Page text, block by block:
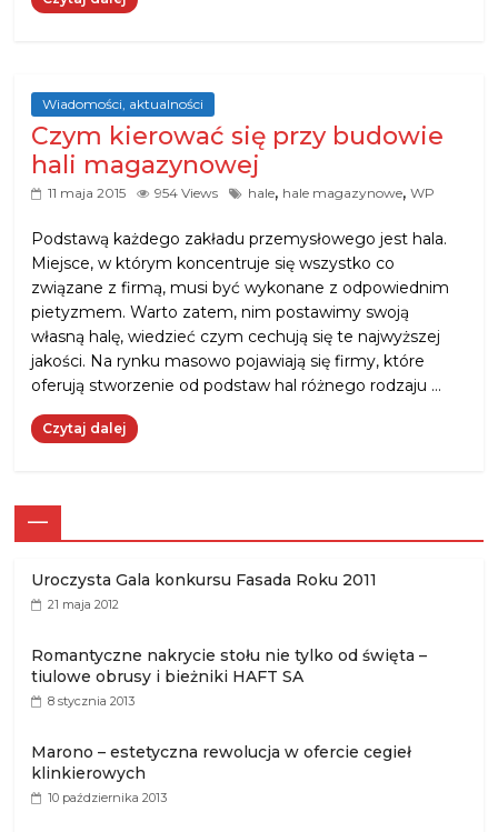
Wiadomości, aktualności
Czym kierować się przy budowie
hali magazynowej
11 maja 2015 954 Views hale, hale magazynowe,WP
Podstawą każdego zakładu przemysłowego jest hala.
Miejsce, w którym koncentruje się wszystko co
związane z firmą, musi być wykonane z odpowiednim
pietyzmem. Warto zatem, nim postawimy swoją
własną halę, wiedzieć czym cechują się te najwyższej
jakości. Na rynku masowo pojawiają się firmy, które
oferują stworzenie od podstaw hal różnego rodzaju …
Czytaj dalej
—
Uroczysta Gala konkursu Fasada Roku 2011
21 maja 2012
Romantyczne nakrycie stołu nie tylko od święta –
tiulowe obrusy i bieżniki HAFT SA
8 stycznia 2013
Marono – estetyczna rewolucja w ofercie cegieł
klinkierowych
10 października 2013